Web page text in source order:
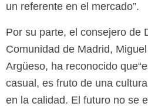
un referente en el mercado”.
Por su parte, el consejero de
Comunidad de Madrid,
Argüeso, ha reconocido
casual, es fruto de una
en la calidad. El futuro no se